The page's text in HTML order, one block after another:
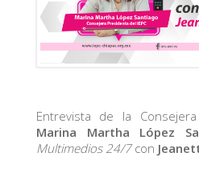
Entrevista de la
Marina Martha López
Multimedios 24/7con